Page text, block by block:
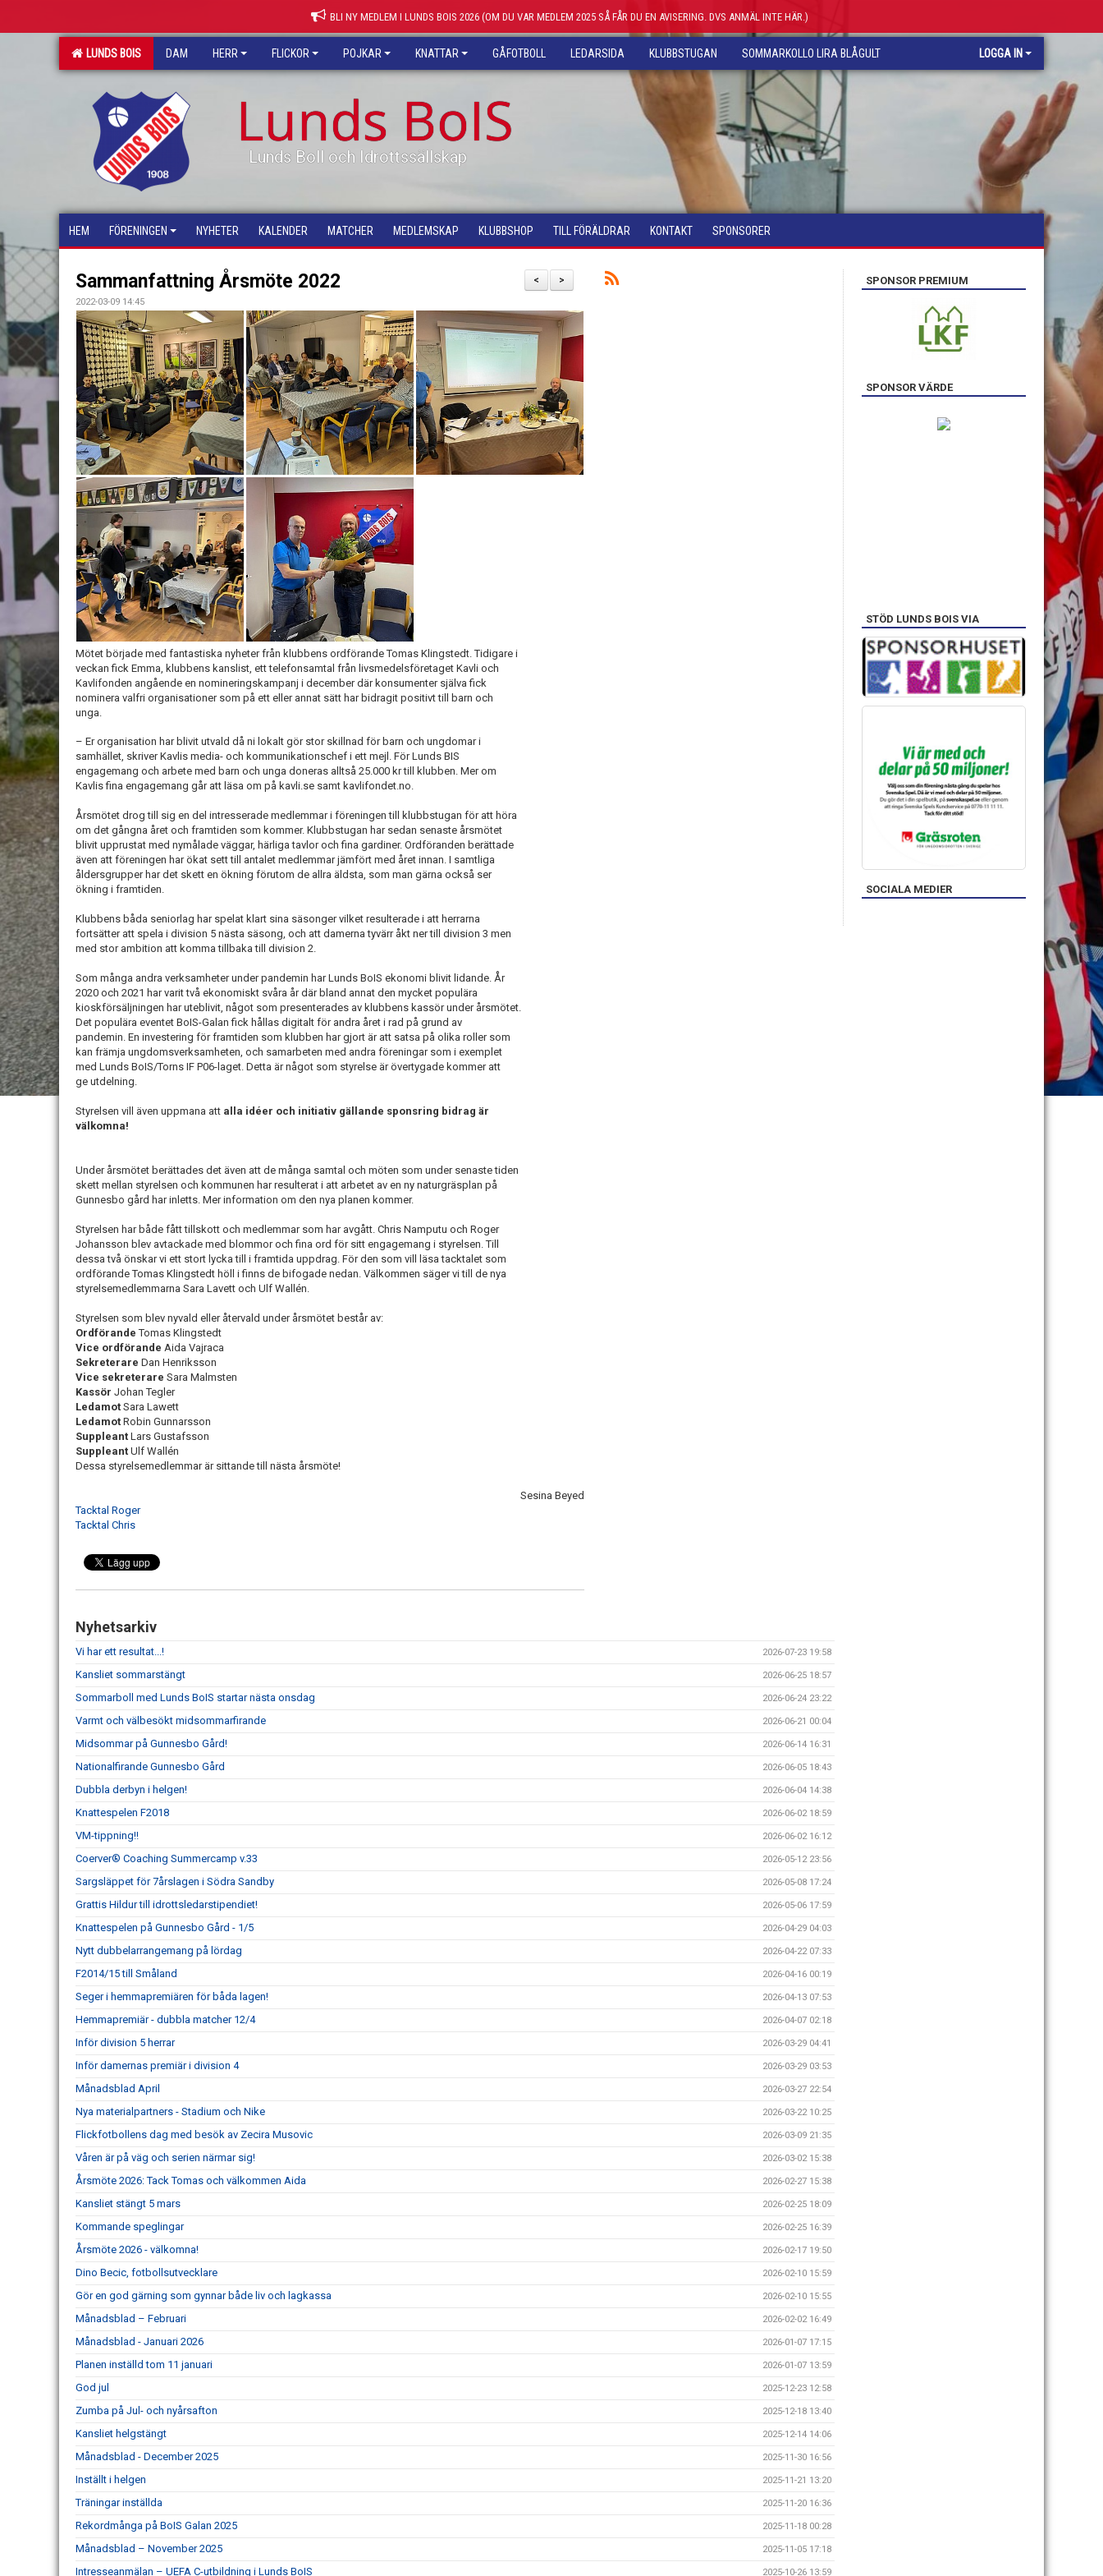
BLI NY MEDLEM I LUNDS BOIS 2026 (OM DU VAR MEDLEM 2025 SÅ FÅR DU EN AVISERING. DVS ANMÄL INTE HÄR.)
LUNDS BOIS DAM HERR FLICKOR POJKAR KNATTAR GÅFOTBOLL LEDARSIDA KLUBBSTUGAN SOMMARKOLLO LIRA BLÅGULT LOGGA IN
Lunds BoIS
Lunds Boll och Idrottssällskap
HEM FÖRENINGEN NYHETER KALENDER MATCHER MEDLEMSKAP KLUBBSHOP TILL FÖRÄLDRAR KONTAKT SPONSORER
>
<
Sammanfattning Årsmöte 2022
2022-03-09 14:45
Mötet började med fantastiska nyheter från klubbens ordförande Tomas Klingstedt. Tidigare i
veckan fick Emma, klubbens kanslist, ett telefonsamtal från livsmedelsföretaget Kavli och
Kavlifonden angående en nomineringskampanj i december där konsumenter själva fick
nominera valfri organisationer som på ett eller annat sätt har bidragit positivt till barn och
unga.
– Er organisation har blivit utvald då ni lokalt gör stor skillnad för barn och ungdomar i
samhället, skriver Kavlis media- och kommunikationschef i ett mejl. För Lunds BIS
engagemang och arbete med barn och unga doneras alltså 25.000 kr till klubben. Mer om
Kavlis fina engagemang går att läsa om på kavli.se samt kavlifondet.no.
Årsmötet drog till sig en del intresserade medlemmar i föreningen till klubbstugan för att höra
om det gångna året och framtiden som kommer. Klubbstugan har sedan senaste årsmötet
blivit upprustat med nymålade väggar, härliga tavlor och fina gardiner. Ordföranden berättade
även att föreningen har ökat sett till antalet medlemmar jämfört med året innan. I samtliga
åldersgrupper har det skett en ökning förutom de allra äldsta, som man gärna också ser
ökning i framtiden.
Klubbens båda seniorlag har spelat klart sina säsonger vilket resulterade i att herrarna
fortsätter att spela i division 5 nästa säsong, och att damerna tyvärr åkt ner till division 3 men
med stor ambition att komma tillbaka till division 2.
Som många andra verksamheter under pandemin har Lunds BoIS ekonomi blivit lidande. År
2020 och 2021 har varit två ekonomiskt svåra år där bland annat den mycket populära
kioskförsäljningen har uteblivit, något som presenterades av klubbens kassör under årsmötet.
Det populära eventet BoIS-Galan fick hållas digitalt för andra året i rad på grund av
pandemin. En investering för framtiden som klubben har gjort är att satsa på olika roller som
kan främja ungdomsverksamheten, och samarbeten med andra föreningar som i exemplet
med Lunds BoIS/Torns IF P06-laget. Detta är något som styrelse är övertygade kommer att
ge utdelning.
Styrelsen vill även uppmana att alla idéer och initiativ gällande sponsring bidrag är
välkomna!
Under årsmötet berättades det även att de många samtal och möten som under senaste tiden
skett mellan styrelsen och kommunen har resulterat i att arbetet av en ny naturgräsplan på
Gunnesbo gård har inletts. Mer information om den nya planen kommer.
Styrelsen har både fått tillskott och medlemmar som har avgått. Chris Namputu och Roger
Johansson blev avtackade med blommor och fina ord för sitt engagemang i styrelsen. Till
dessa två önskar vi ett stort lycka till i framtida uppdrag. För den som vill läsa tacktalet som
ordförande Tomas Klingstedt höll i finns de bifogade nedan. Välkommen säger vi till de nya
styrelsemedlemmarna Sara Lavett och Ulf Wallén.
Styrelsen som blev nyvald eller återvald under årsmötet består av:
Ordförande Tomas Klingstedt
Vice ordförande Aida Vajraca
Sekreterare Dan Henriksson
Vice sekreterare Sara Malmsten
Kassör Johan Tegler
Ledamot Sara Lawett
Ledamot Robin Gunnarsson
Suppleant Lars Gustafsson
Suppleant Ulf Wallén
Dessa styrelsemedlemmar är sittande till nästa årsmöte!
Sesina Beyed
Tacktal Roger
Tacktal Chris
Nyhetsarkiv
Vi har ett resultat...! 2026-07-23 19:58
Kansliet sommarstängt 2026-06-25 18:57
Sommarboll med Lunds BoIS startar nästa onsdag 2026-06-24 23:22
Varmt och välbesökt midsommarfirande 2026-06-21 00:04
Midsommar på Gunnesbo Gård! 2026-06-14 16:31
Nationalfirande Gunnesbo Gård 2026-06-05 18:43
Dubbla derbyn i helgen! 2026-06-04 14:38
Knattespelen F2018 2026-06-02 18:59
VM-tippning!! 2026-06-02 16:12
Coerver® Coaching Summercamp v.33 2026-05-12 23:56
Sargsläppet för 7årslagen i Södra Sandby 2026-05-08 17:24
Grattis Hildur till idrottsledarstipendiet! 2026-05-06 17:59
Knattespelen på Gunnesbo Gård - 1/5 2026-04-29 04:03
Nytt dubbelarrangemang på lördag 2026-04-22 07:33
F2014/15 till Småland 2026-04-16 00:19
Seger i hemmapremiären för båda lagen! 2026-04-13 07:53
Hemmapremiär - dubbla matcher 12/4 2026-04-07 02:18
Inför division 5 herrar 2026-03-29 04:41
Inför damernas premiär i division 4 2026-03-29 03:53
Månadsblad April 2026-03-27 22:54
Nya materialpartners - Stadium och Nike 2026-03-22 10:25
Flickfotbollens dag med besök av Zecira Musovic 2026-03-09 21:35
Våren är på väg och serien närmar sig! 2026-03-02 15:38
Årsmöte 2026: Tack Tomas och välkommen Aida 2026-02-27 15:38
Kansliet stängt 5 mars 2026-02-25 18:09
Kommande speglingar 2026-02-25 16:39
Årsmöte 2026 - välkomna! 2026-02-17 19:50
Dino Becic, fotbollsutvecklare 2026-02-10 15:59
Gör en god gärning som gynnar både liv och lagkassa 2026-02-10 15:55
Månadsblad – Februari 2026-02-02 16:49
Månadsblad - Januari 2026 2026-01-07 17:15
Planen inställd tom 11 januari 2026-01-07 13:59
God jul 2025-12-23 12:58
Zumba på Jul- och nyårsafton 2025-12-18 13:40
Kansliet helgstängt 2025-12-14 14:06
Månadsblad - December 2025 2025-11-30 16:56
Inställt i helgen 2025-11-21 13:20
Träningar inställda 2025-11-20 16:36
Rekordmånga på BoIS Galan 2025 2025-11-18 00:28
Månadsblad – November 2025 2025-11-05 17:18
Intresseanmälan – UEFA C-utbildning i Lunds BoIS 2025-10-26 13:59
SPONSOR PREMIUM
SPONSOR VÄRDE
STÖD LUNDS BOIS VIA
SOCIALA MEDIER